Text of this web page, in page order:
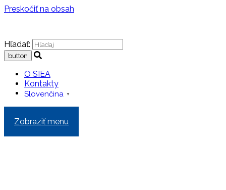
Preskočiť na obsah
Hľadať:
O SIEA
Kontakty
Slovenčina ▼
Zobraziť menu